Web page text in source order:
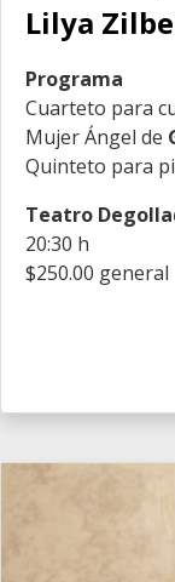
Lilya
Programa
Cuarteto para
Mujer Ángel de
Quinteto para
Teatro
20:30 h
$250.00 general